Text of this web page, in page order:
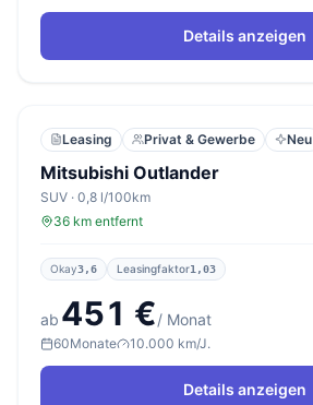
Details anzeigen
Leasing Privat & Gewerbe Neu
Mitsubishi Outlander
SUV · 0,8 l/100km
36 km entfernt
Okay3,6 Leasingfaktor1,03
ab 451 €/ Monat
60Monate 10.000 km/J.
Details anzeigen